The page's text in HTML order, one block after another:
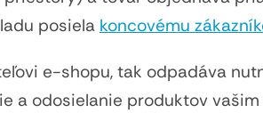
posiela koncovému
e-shopu, tak odpadáva
a odosielanie produktov vašim